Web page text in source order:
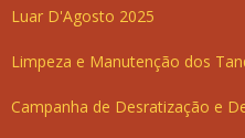
Luar D'Agosto 2025
Limpeza e Manutenção dos
Campanha de Desratização e